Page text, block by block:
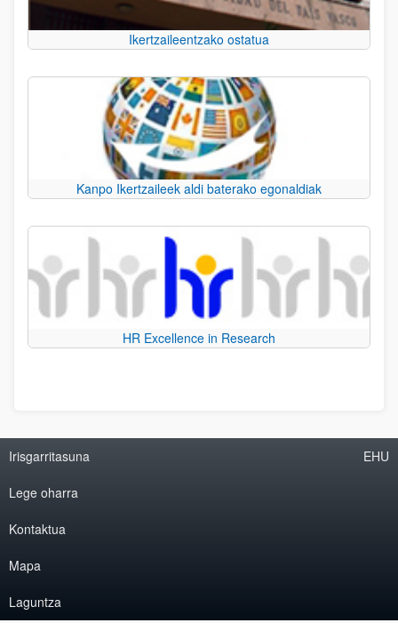
Ikertzaileentzako ostatua
Kanpo Ikertzaileek aldi baterako egonaldiak
HR Excellence in Research
Irisgarritasuna
Lege oharra
Kontaktua
Mapa
Laguntza
EHU